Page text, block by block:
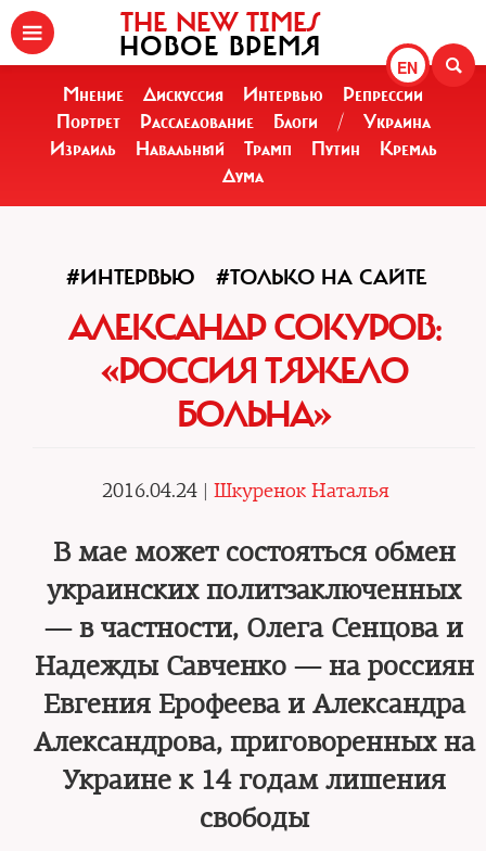
EN
THE NEW TIMES
НОВОЕ ВРЕМЯ
Мнение Дискуссия Интервью
Репрессии
Портрет
Расследование Блоги /
Украина
Израиль
Навальный Трамп Путин
Кремль
Дума
#ИНТЕРВЬЮ #ТОЛЬКО НА САЙТЕ
АЛЕКСАНДР СОКУРОВ:
«РОССИЯ ТЯЖЕЛО
БОЛЬНА»
2016.04.24 | Шкуренок Наталья
В мае может состояться обмен
украинских политзаключенных
— в частности, Олега Сенцова и
Надежды Савченко — на россиян
Евгения Ерофеева и Александра
Александрова, приговоренных на
Украине к 14 годам лишения
свободы